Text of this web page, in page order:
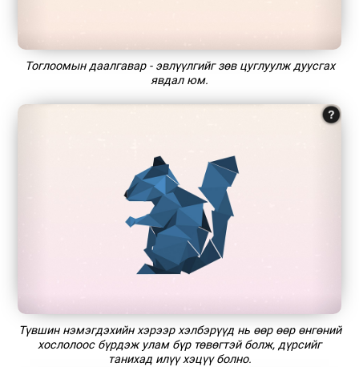
Тоглоомын даалгавар - эвлүүлгийг зөв цуглуулж дуусгах
явдал юм.
Түвшин нэмэгдэхийн хэрээр хэлбэрүүд нь өөр өөр өнгөний
хослолоос бүрдэж улам бүр төвөгтэй болж, дүрсийг
танихад илүү хэцүү болно.